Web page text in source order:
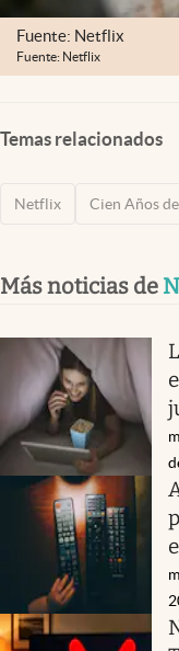
Fuente: Netflix
Fuente: Netflix
Temas relacionados
Netflix Cien Años
Más noticias de